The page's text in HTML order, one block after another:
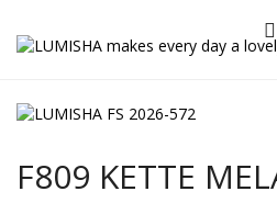
F809 KETTE